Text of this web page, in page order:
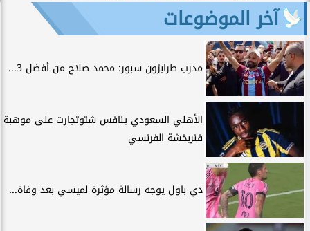
آخر الموضوعات
مدرب طرابزون سبور: محمد صلاح من أفضل 3...
الأهلي السعودي ينافس شتوتجارت على موهبة
فنربخشة الفرنسي
دي باول يوجه رسالة مؤثرة لميسي بعد وفاة...